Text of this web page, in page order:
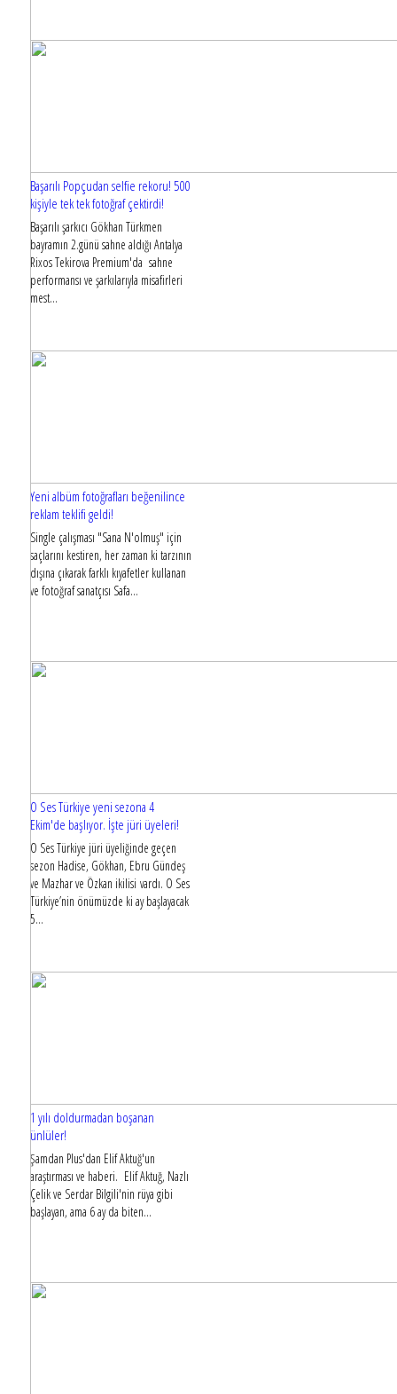
Başarılı Popçudan selfie rekoru! 500
kişiyle tek tek fotoğraf çektirdi!
Başarılı şarkıcı Gökhan Türkmen
bayramın 2.günü sahne aldığı Antalya
Rixos Tekirova Premium'da sahne
performansı ve şarkılarıyla misafirleri
mest...
Yeni albüm fotoğrafları beğenilince
reklam teklifi geldi!
Single çalışması "Sana N'olmuş" için
saçlarını kestiren, her zaman ki tarzının
dışına çıkarak farklı kıyafetler kullanan
ve fotoğraf sanatçısı Safa...
O Ses Türkiye yeni sezona 4
Ekim'de başlıyor. İşte jüri üyeleri!
O Ses Türkiye jüri üyeliğinde geçen
sezon Hadise, Gökhan, Ebru Gündeş
ve Mazhar ve Özkan ikilisi vardı. O Ses
Türkiye’nin önümüzde ki ay başlayacak
5...
1 yılı doldurmadan boşanan
ünlüler!
Şamdan Plus'dan Elif Aktuğ'un
araştırması ve haberi. Elif Aktuğ, Nazlı
Çelik ve Serdar Bilgili'nin rüya gibi
başlayan, ama 6 ay da biten...